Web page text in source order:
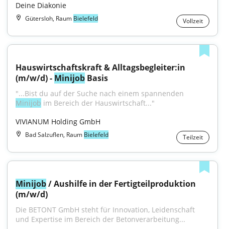
Deine Diakonie
Gütersloh, Raum Bielefeld Vollzeit
Hauswirtschaftskraft & Alltagsbegleiter:in
(m/w/d) - Minijob Basis
Minijob im Bereich der Hauswirtschaft..."
VIVIANUM Holding GmbH
Bad Salzuflen, Raum Bielefeld Teilzeit
Minijob / Aushilfe in der Fertigteilproduktion
(m/w/d)
Die BETONT GmbH steht für Innovation, Leidenschaft
und Expertise im Bereich der Betonverarbeitung...